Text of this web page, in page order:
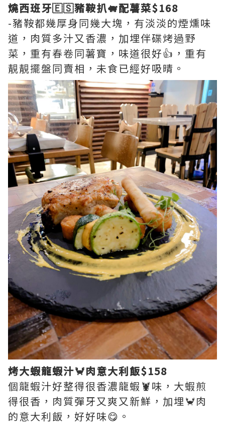
燒西班牙🇪🇸豬鞍扒🐖配薯菜$168
-豬鞍都幾厚身同幾大塊，有淡淡的煙燻味
道，肉質多汁又香濃，加埋伴碟烤過野
菜，重有春卷同薯寶，味道很好👍，重有
靚靚擺盤同賣相，未食已經好吸晴。
烤大蝦龍蝦汁🦀️肉意大利飯$158
個龍蝦汁好整得很香濃龍蝦🦞味，大蝦煎
得很香，肉質彈牙又爽又新鮮，加埋🦀️肉
的意大利飯，好好味😋。